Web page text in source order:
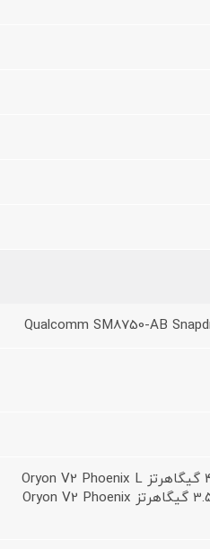
Qualcomm SM8750-AB
2 هسته 4.47 گیگاهرتز Oryon V2 Phoenix L
و 6 هسته 3.53 گیگاهرتز Oryon V2 Phoenix